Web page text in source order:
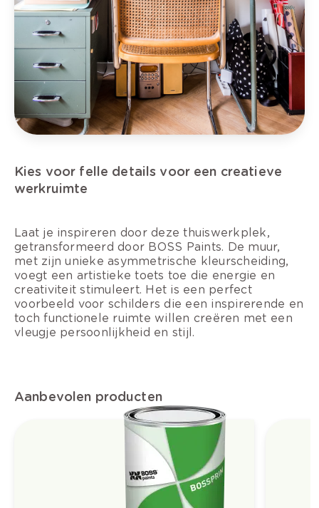
Kies voor felle details voor een creatieve
werkruimte
Laat je inspireren door deze thuiswerkplek,
getransformeerd door BOSS Paints. De muur,
met zijn unieke asymmetrische kleurscheiding,
voegt een artistieke toets toe die energie en
creativiteit stimuleert. Het is een perfect
voorbeeld voor schilders die een inspirerende en
toch functionele ruimte willen creëren met een
vleugje persoonlijkheid en stijl.
Aanbevolen producten